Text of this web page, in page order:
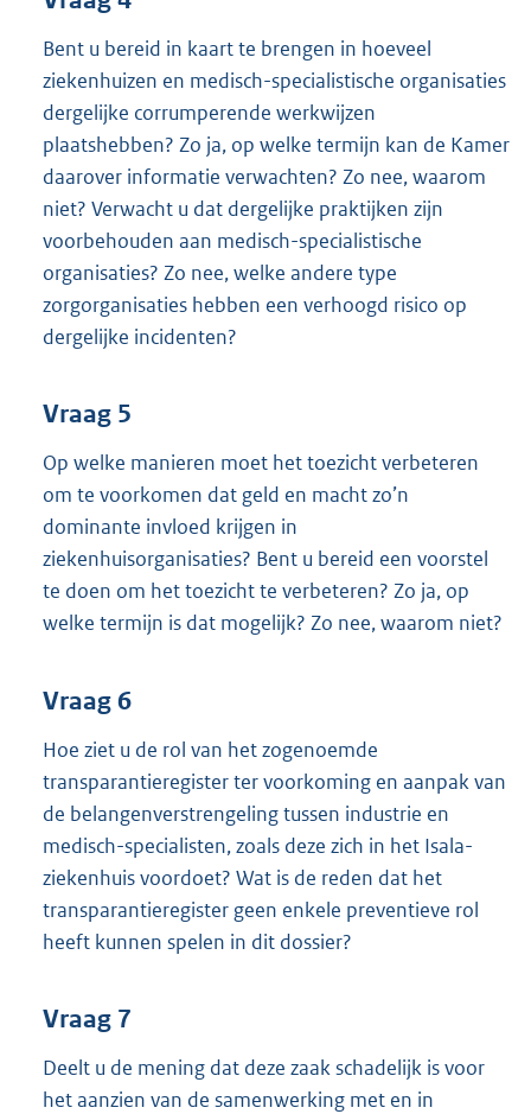
Bent u bereid in kaart te brengen in hoeveel
ziekenhuizen en medisch-specialistische organisaties
dergelijke corrumperende werkwijzen
plaatshebben? Zo ja, op welke termijn kan de Kamer
daarover informatie verwachten? Zo nee, waarom
niet? Verwacht u dat dergelijke praktijken zijn
voorbehouden aan medisch-specialistische
organisaties? Zo nee, welke andere type
zorgorganisaties hebben een verhoogd risico op
dergelijke incidenten?
Vraag 5
Op welke manieren moet het toezicht verbeteren
om te voorkomen dat geld en macht zo’n
dominante invloed krijgen in
ziekenhuisorganisaties? Bent u bereid een voorstel
te doen om het toezicht te verbeteren? Zo ja, op
welke termijn is dat mogelijk? Zo nee, waarom niet?
Vraag 6
Hoe ziet u de rol van het zogenoemde
transparantieregister ter voorkoming en aanpak van
de belangenverstrengeling tussen industrie en
medisch-specialisten, zoals deze zich in het Isala-
ziekenhuis voordoet? Wat is de reden dat het
transparantieregister geen enkele preventieve rol
heeft kunnen spelen in dit dossier?
Vraag 7
Deelt u de mening dat deze zaak schadelijk is voor
het aanzien van de samenwerking met en in